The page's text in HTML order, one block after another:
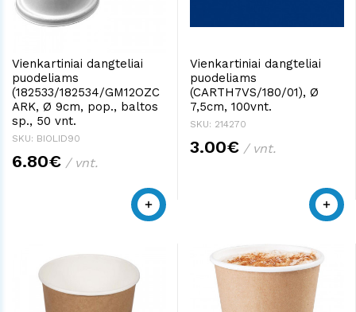
Vienkartiniai dangteliai
puodeliams
(182533/182534/GM12OZC
ARK, Ø 9cm, pop., baltos
sp., 50 vnt.
SKU: BIOLID90
6.80€ / vnt.
Vienkartiniai dangteliai
puodeliams
(CARTH7VS/180/01), Ø
7,5cm, 100vnt.
SKU: 214270
3.00€ / vnt.